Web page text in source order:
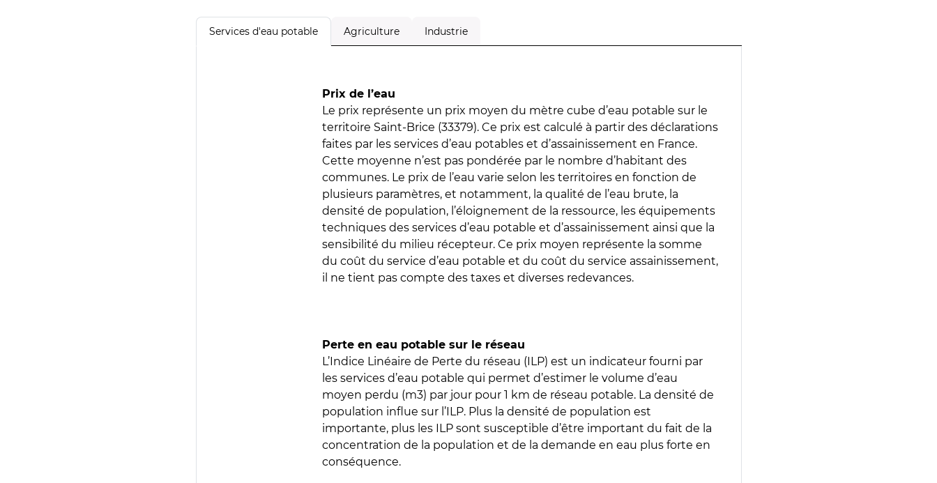
Services d'eau potable Agriculture Industrie
Prix de l’eau
Le prix représente un prix moyen du mètre cube d’eau potable sur le
territoire Saint-Brice (33379). Ce prix est calculé à partir des déclarations
faites par les services d’eau potables et d’assainissement en France.
Cette moyenne n’est pas pondérée par le nombre d’habitant des
communes. Le prix de l’eau varie selon les territoires en fonction de
plusieurs paramètres, et notamment, la qualité de l’eau brute, la
densité de population, l’éloignement de la ressource, les équipements
techniques des services d’eau potable et d’assainissement ainsi que la
sensibilité du milieu récepteur. Ce prix moyen représente la somme
du coût du service d’eau potable et du coût du service assainissement,
il ne tient pas compte des taxes et diverses redevances.
Perte en eau potable sur le réseau
L’Indice Linéaire de Perte du réseau (ILP) est un indicateur fourni par
les services d’eau potable qui permet d’estimer le volume d’eau
moyen perdu (m3) par jour pour 1 km de réseau potable. La densité de
population influe sur l’ILP. Plus la densité de population est
importante, plus les ILP sont susceptible d’être important du fait de la
concentration de la population et de la demande en eau plus forte en
conséquence.